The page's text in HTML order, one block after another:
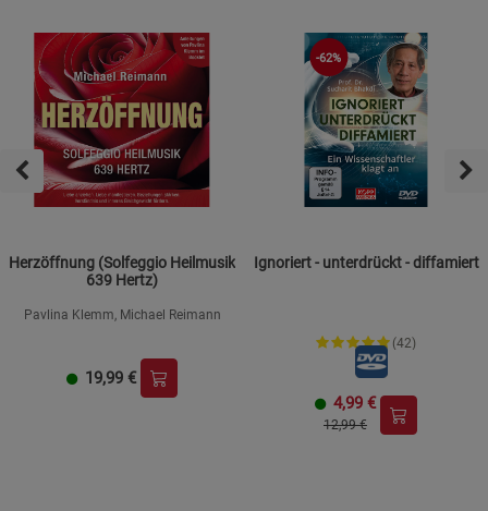
Herzöffnung (Solfeggio Heilmusik
639 Hertz)
Pavlina Klemm, Michael Reimann
19,99 €
-62%
Ignoriert - unterdrückt - diffamiert
(42)
4,99 €
12,99 €